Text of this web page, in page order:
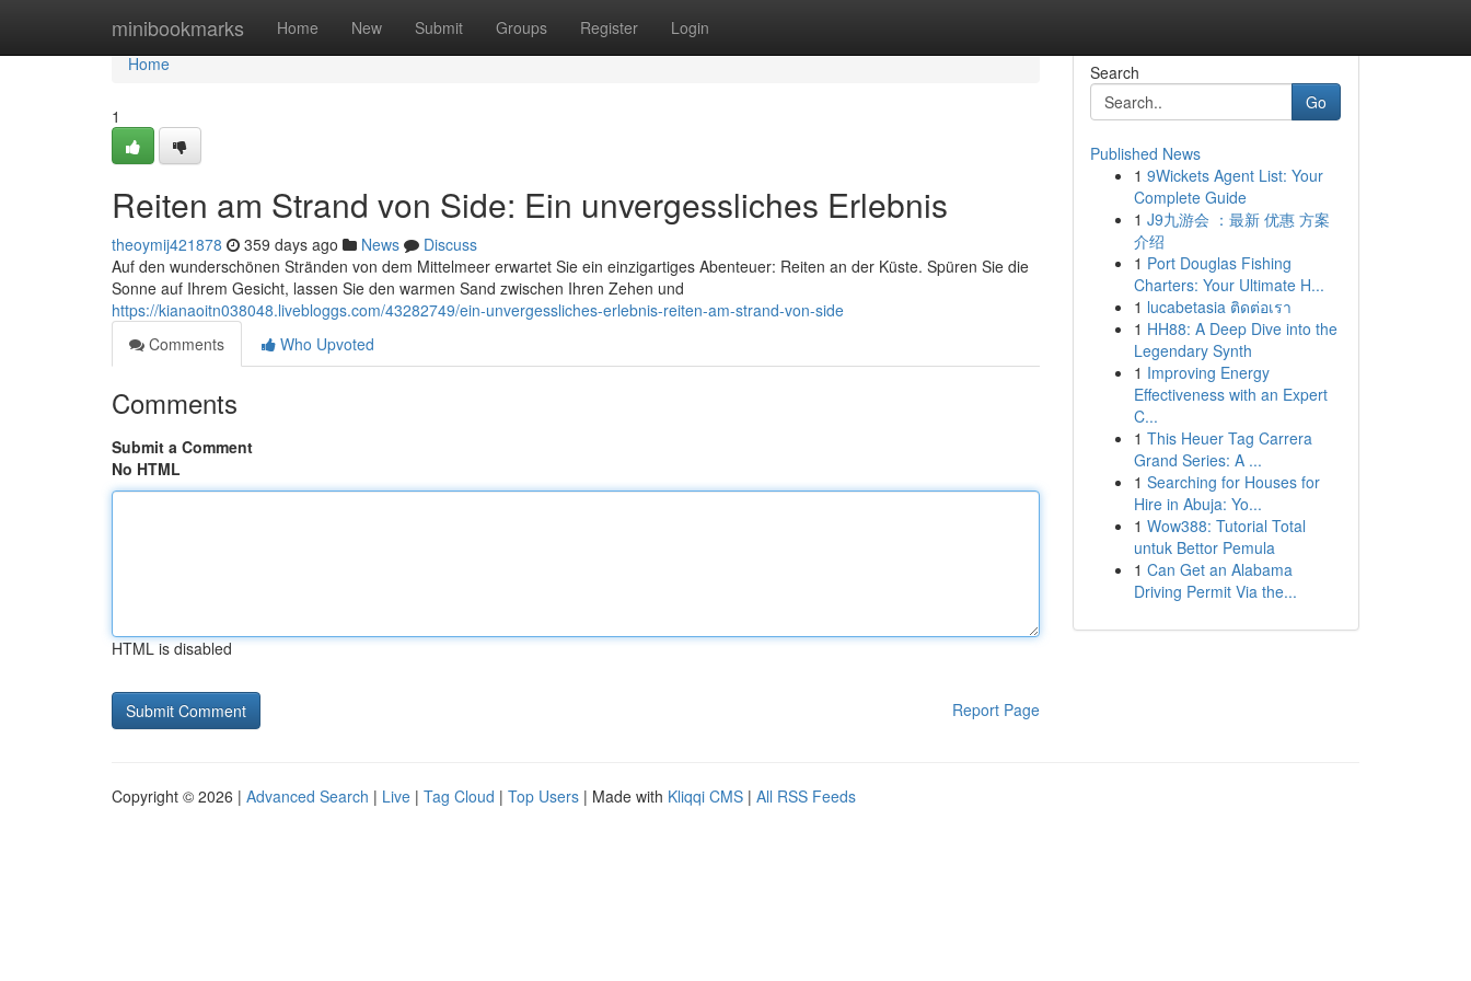
minibookmarks Home New Submit Groups Register Login
Home
Home
1
Reiten am Strand von Side: Ein unvergessliches Erlebnis
theoymij421878 359 days ago News
Discuss
Auf den wunderschönen Stränden von dem Mittelmeer erwartet Sie ein einzigartiges Abenteuer: Reiten an der Küste. Spüren Sie die
Sonne auf Ihrem Gesicht, lassen Sie den warmen Sand zwischen Ihren Zehen und
https://kianaoitn038048.livebloggs.com/43282749/ein-unvergessliches-erlebnis-reiten-am-strand-von-side
Comments
Who Upvoted
Comments
Submit a Comment
No HTML
HTML is disabled
Report Page
Search
Go
Published News
1 9Wickets Agent List: Your
Complete Guide
1 J9九游会 ：最新 优惠 方案
介绍
1 Port Douglas Fishing
Charters: Your Ultimate H...
1 lucabetasia ติดต่อเรา
1 HH88: A Deep Dive into the
Legendary Synth
1 Improving Energy
Effectiveness with an Expert
C...
1 This Heuer Tag Carrera
Grand Series: A ...
1 Searching for Houses for
Hire in Abuja: Yo...
1 Wow388: Tutorial Total
untuk Bettor Pemula
1 Can Get an Alabama
Driving Permit Via the...
Copyright © 2026 | Advanced Search | Live | Tag Cloud | Top Users | Made with Kliqqi CMS | All RSS Feeds